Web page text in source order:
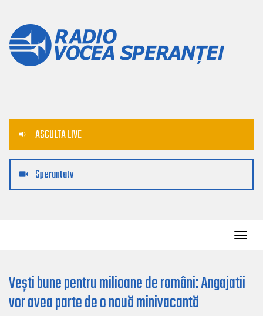
ASCULTA LIVE
Sperantatv
Veşti bune pentru milioane de români: Angajatii
vor avea parte de o nouă minivacantă